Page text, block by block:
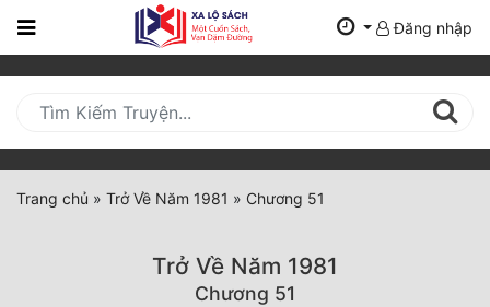
Trang
Mới
Cập
Nhật
(current)
Đăng nhập
Trang chủ » Trở Về Năm 1981 » Chương 51
Trở Về Năm 1981
Chương 51